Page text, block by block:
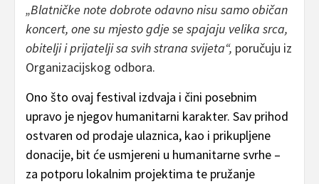
„Blatničke note dobrote odavno nisu samo običan
koncert, one su mjesto gdje se spajaju velika srca,
obitelji i prijatelji sa svih strana svijeta“, poručuju iz
Organizacijskog odbora.
Ono što ovaj festival izdvaja i čini posebnim
upravo je njegov humanitarni karakter. Sav prihod
ostvaren od prodaje ulaznica, kao i prikupljene
donacije, bit će usmjereni u humanitarne svrhe –
za potporu lokalnim projektima te pružanje